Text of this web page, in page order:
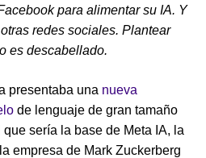
para alimentar su IA. Y
redes sociales. Plantear
es descabellado.
presentaba una nueva
de lenguaje de gran tamaño
que sería la base de Meta IA, la
empresa de Mark Zuckerberg